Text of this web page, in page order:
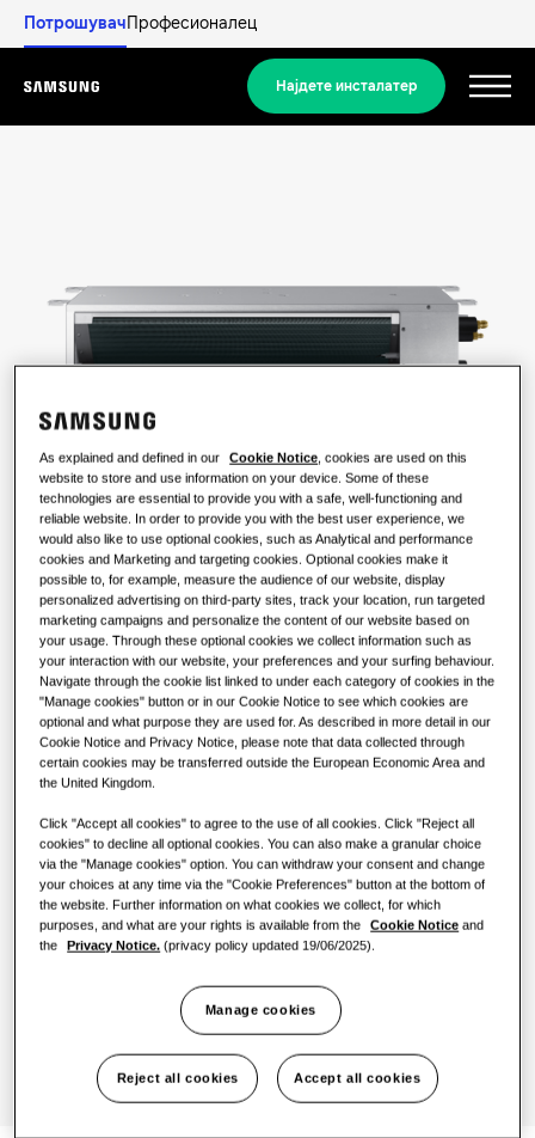
ПотрошувачПрофесионалец
Menu
Најдете инсталатер
СТАНБЕНИ РЕШЕНИЈА
Што е топлинска пумпа и како
работи?
Придобивки од топлинска пумпа
Што е клима-уред и како работи?
КОМЕРЦИЈАЛНИ РЕШЕНИЈА
Хотели
Малопродажен објект
Ресторан
Одржливост
One Samsung
Нашите решенија
РЕШЕНИЈА ЗА ВАШИОТ ДОМ
Решенија за климатизација
Решенија за топлински пумпи
РЕШЕНИЈА ЗА КОМЕРЦИЈАЛНИ ЗГРАДИ
Решенија за климатизација
Контроли
Производи
Ѕвезди меѓу производите
За Samsung
КАПАЦИТЕТ: 5.2KW
MSP канал единица
AJ052BNMDEG/EU
Достапен капацитет
5.2KW
Достапна моќност
1 фаза
Најдете инсталатер
As explained and defined in our Cookie Notice, cookies are used on this
website to store and use information on your device. Some of these
technologies are essential to provide you with a safe, well-functioning and
reliable website. In order to provide you with the best user experience, we
would also like to use optional cookies, such as Analytical and performance
cookies and Marketing and targeting cookies. Optional cookies make it
possible to, for example, measure the audience of our website, display
personalized advertising on third-party sites, track your location, run targeted
marketing campaigns and personalize the content of our website based on
your usage. Through these optional cookies we collect information such as
your interaction with our website, your preferences and your surfing behaviour.
Navigate through the cookie list linked to under each category of cookies in the
"Manage cookies" button or in our Cookie Notice to see which cookies are
optional and what purpose they are used for. As described in more detail in our
Cookie Notice and Privacy Notice, please note that data collected through
certain cookies may be transferred outside the European Economic Area and
the United Kingdom.
Click "Accept all cookies" to agree to the use of all cookies. Click "Reject all
cookies" to decline all optional cookies. You can also make a granular choice
via the "Manage cookies" option. You can withdraw your consent and change
your choices at any time via the "Cookie Preferences" button at the bottom of
the website. Further information on what cookies we collect, for which
purposes, and what are your rights is available from the
Cookie Notice and
the
Privacy Notice. (privacy policy updated 19/06/2025).
Manage cookies
Reject all cookies Accept all cookies